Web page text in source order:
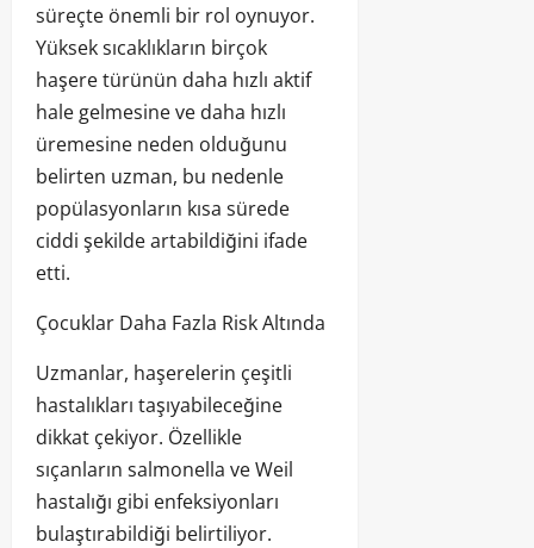
süreçte önemli bir rol oynuyor.
Yüksek sıcaklıkların birçok
haşere türünün daha hızlı aktif
hale gelmesine ve daha hızlı
üremesine neden olduğunu
belirten uzman, bu nedenle
popülasyonların kısa sürede
ciddi şekilde artabildiğini ifade
etti.
Çocuklar Daha Fazla Risk Altında
Uzmanlar, haşerelerin çeşitli
hastalıkları taşıyabileceğine
dikkat çekiyor. Özellikle
sıçanların salmonella ve Weil
hastalığı gibi enfeksiyonları
bulaştırabildiği belirtiliyor.